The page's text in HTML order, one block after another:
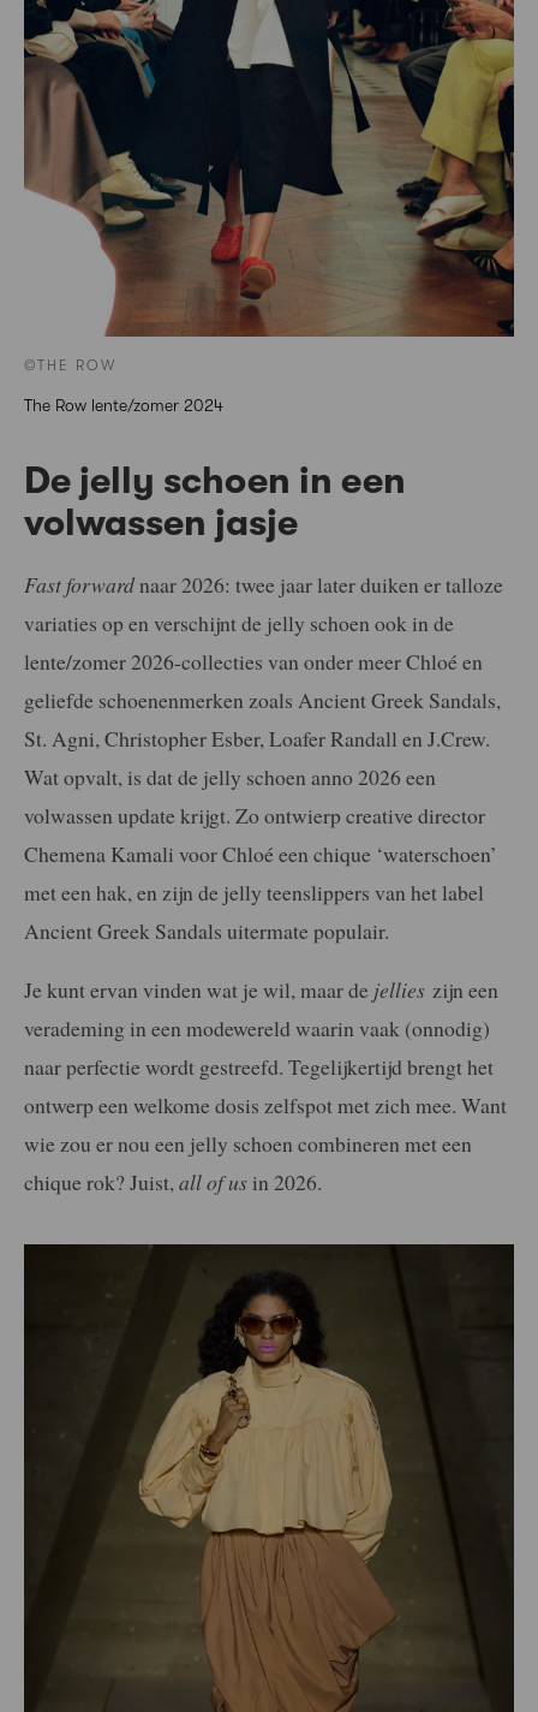
©THE ROW
The Row lente/zomer 2024
De jelly schoen in een
volwassen jasje
Fast forwardnaar 2026: twee jaar later duiken er talloze
variaties op en verschijnt de jelly schoen ook in de
lente/zomer 2026-collecties van onder meer Chloé en
geliefde schoenenmerken zoals Ancient Greek Sandals,
St. Agni, Christopher Esber, Loafer Randall en J.Crew.
Wat opvalt, is dat de jelly schoen anno 2026 een
volwassen update krijgt. Zo ontwierp creative director
Chemena Kamali voor Chloé een chique ‘waterschoen’
met een hak, en zijn de jelly teenslippers van het label
Ancient Greek Sandals uitermate populair.
Je kunt ervan vinden wat je wil, maar de jellies zijn een
verademing in een modewereld waarin vaak (onnodig)
naar perfectie wordt gestreefd. Tegelijkertijd brengt het
ontwerp een welkome dosis zelfspot met zich mee. Want
wie zou er nou een jelly schoen combineren met een
chique rok? Juist,all of us in 2026.